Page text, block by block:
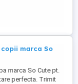
marca So
marca So Cute pt.
perfecta. Trimit